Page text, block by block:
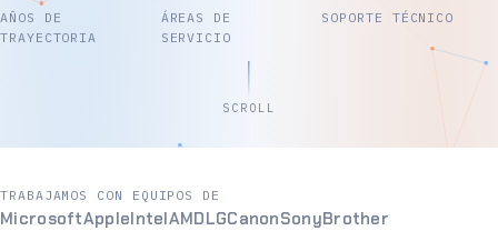
AÑOS DE
TRAYECTORIA
ÁREAS DE
SERVICIO
SOPORTE TÉCNICO
SCROLL
TRABAJAMOS CON EQUIPOS DE
MicrosoftAppleIntelAMDLGCanonSonyBrother